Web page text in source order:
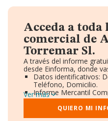
Acceda a
comercial de
Torremar Sl.
A través del informe
desde Einforma, donde
Datos identificativos:
Teléfono, Domicilio.
Informe Mercantil
Gráficos de Evolución
Consejo de
Directivos y Ejecutivos.
Ver más
QUIERO MI